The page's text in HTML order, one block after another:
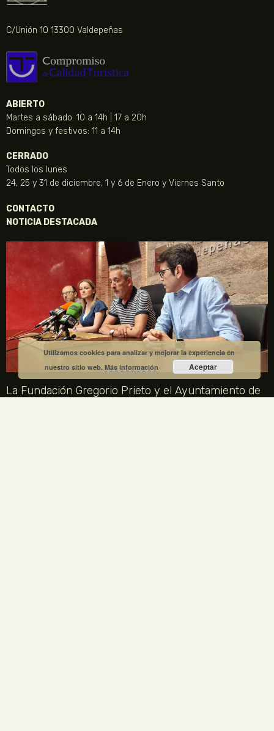
C/Unión 10 13300 Valdepeñas
ABIERTO
Martes a sábado: 10 a 14h | 17 a 20h
Domingos y festivos: 11 a 14h
CERRADO
Todos los lunes
24, 25 y 31 de diciembre, 1 y 6 de Enero y Viernes Santo
CONTACTO
NOTICIA DESTACADA
La Fundación Gregorio Prieto y el Ayuntamiento de
Utilizamos cookies para analizar y mejorar la experiencia en
nuestro sitio web.Más información Aceptar